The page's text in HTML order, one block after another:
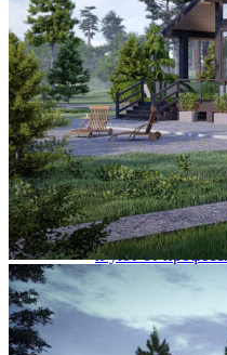
Геология участка
Комплексные
ТЕХНОЛОГИИ
ТЕХНОЛОГИИ
Строительство
Как построить
реализации
Клееный брус
Дома из
Деревянные
Строительство
и уют от
Все, что вы
Каркасный